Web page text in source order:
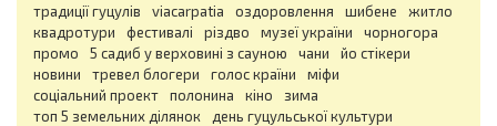
традиції гуцулів
viacarpatia оздоровлення шибене
житло
квадротури
фестивалі різдво музеї україни
чорногора
промо
5 садиб у верховині з сауною чани
йо стікери
новини
тревел блогери голос країни
міфи
соціальний проект
полонина кіно
зима
топ 5 земельних ділянок
день гуцульської культури